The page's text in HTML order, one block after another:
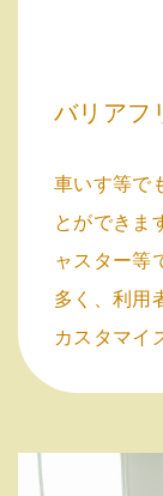
バリアフ
車いす等で
とができま
ャスター等
多く、利用
カスタマイ